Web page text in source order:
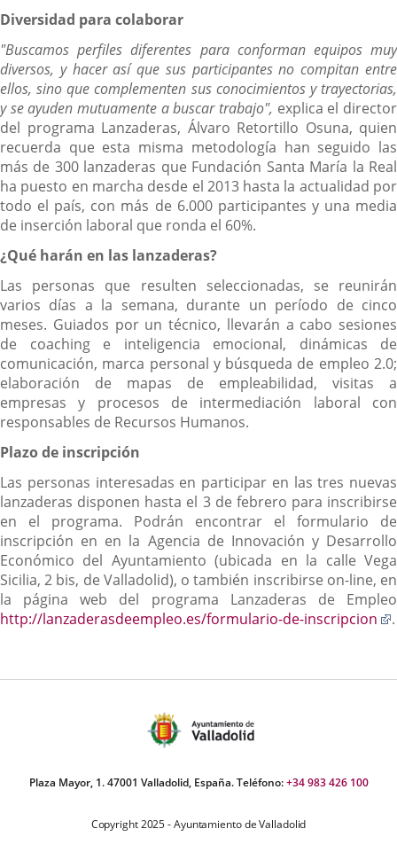
Diversidad para colaborar
"Buscamos perfiles diferentes para conforman equipos muy
diversos, y hacer así que sus participantes no compitan entre
ellos, sino que complementen sus conocimientos y trayectorias,
y se ayuden mutuamente a buscar trabajo", explica el director
del programa Lanzaderas, Álvaro Retortillo Osuna, quien
recuerda que esta misma metodología han seguido las
más de 300 lanzaderas que Fundación Santa María la Real
ha puesto en marcha desde el 2013 hasta la actualidad por
todo el país, con más de 6.000 participantes y una media
de inserción laboral que ronda el 60%.
¿Qué harán en las lanzaderas?
Las personas que resulten seleccionadas, se reunirán
varios días a la semana, durante un período de cinco
meses. Guiados por un técnico, llevarán a cabo sesiones
de coaching e inteligencia emocional, dinámicas de
comunicación, marca personal y búsqueda de empleo 2.0;
elaboración de mapas de empleabilidad, visitas a
empresas y procesos de intermediación laboral con
responsables de Recursos Humanos.
Plazo de inscripción
Las personas interesadas en participar en las tres nuevas
lanzaderas disponen hasta el 3 de febrero para inscribirse
en el programa. Podrán encontrar el formulario de
inscripción en en la Agencia de Innovación y Desarrollo
Económico del Ayuntamiento (ubicada en la calle Vega
Sicilia, 2 bis, de Valladolid), o también inscribirse on-line, en
la página web del programa Lanzaderas de Empleo
http://lanzaderasdeempleo.es/formulario-de-inscripcion
.
Plaza Mayor, 1. 47001 Valladolid, España. Teléfono:+34 983 426 100
Copyright 2025 - Ayuntamiento de Valladolid